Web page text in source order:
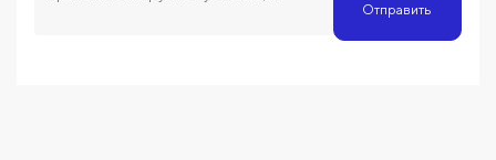
Отправить